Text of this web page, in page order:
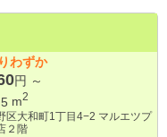
わずか
円 ～
m2
区大和町1丁目4−2 マルエツプ
２階